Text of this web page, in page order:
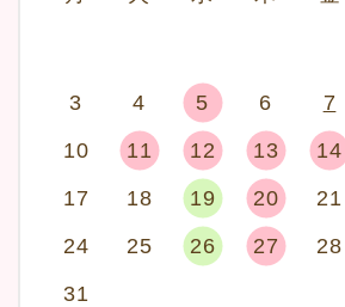
3
4 5 6 7
10
11 12 13 14
17
18 19 20 21
24
25 26 27 28
31